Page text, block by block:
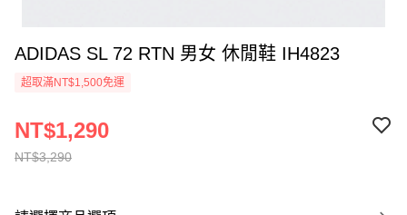
ADIDAS SL 72 RTN 男女 休閒鞋 IH4823
超取滿NT$1,500免運
NT$3,290
NT$1,290